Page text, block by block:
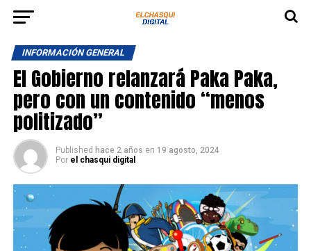
INFORMACIÓN GENERAL
El Gobierno relanzará Paka Paka,
pero con un contenido “menos
politizado”
Published hace 2 años en 19 agosto, 2024
Por el chasqui digital